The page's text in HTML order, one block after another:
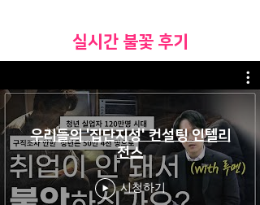
​실시간 불꽃 후기
우리들의 '집단지성' 컨설팅 인텔리
전스
시청하기